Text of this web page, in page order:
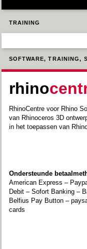
TRAINING
SOFTWARE, TRAINING,
rhino
RhinoCentre voor Rhino
van Rhinoceros 3D
in het toepassen van
Ondersteunde
American Express –
Debit – Sofort Banking –
Belfius Pay Button –
cards